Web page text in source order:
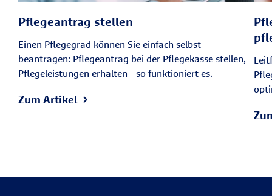
Pflegeantrag stellen
Einen Pflegegrad können Sie einfach selbst
beantragen: Pflegeantrag bei der Pflegekasse stellen,
Pflegeleistungen erhalten - so funktioniert es.
Zum Artikel